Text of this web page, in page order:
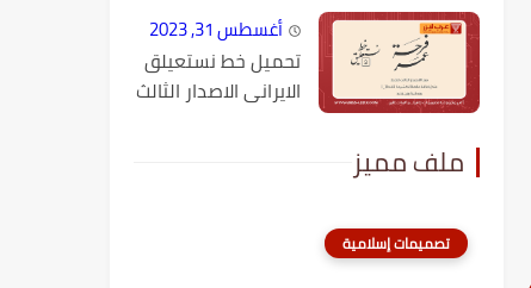
أغسطس 31, 2023
تحميل خط نستعيلق
الايرانى الاصدار الثالث
ملف مميز
تصميمات إسلامية